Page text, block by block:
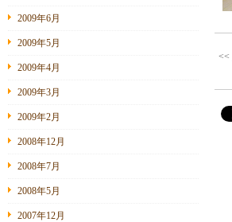
<<
2009年6月
2009年5月
2009年4月
2009年3月
2009年2月
2008年12月
2008年7月
2008年5月
2007年12月